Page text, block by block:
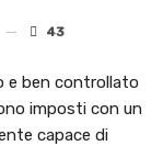
43
e ben controllato
imposti con un
capace di